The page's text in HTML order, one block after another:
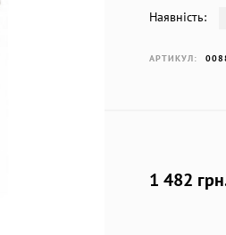
Наявність:
АРТИКУЛ:
1 482